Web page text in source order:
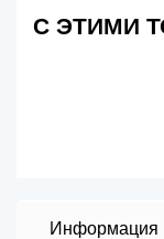
С ЭТИМИ
Информация